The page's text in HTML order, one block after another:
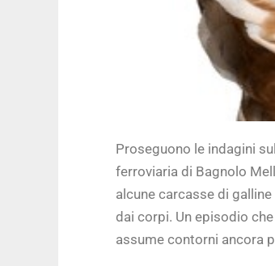
Proseguono le indagini
ferroviaria di Bagnolo
alcune carcasse di
dai corpi. Un episodio
assume contorni ancora